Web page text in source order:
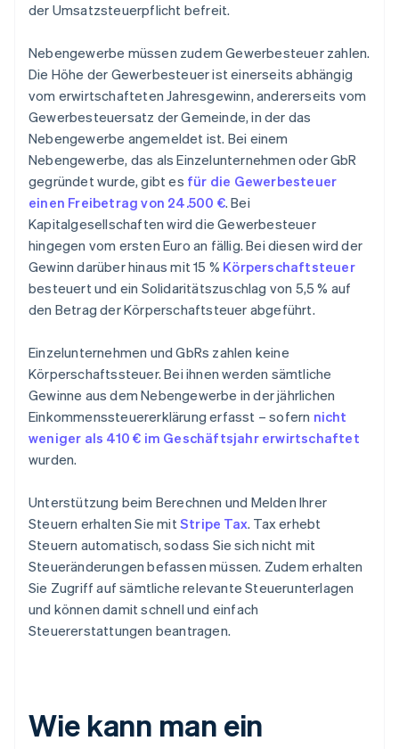
der Umsatzsteuerpflicht befreit.
Nebengewerbe müssen zudem Gewerbesteuer zahlen.
Die Höhe der Gewerbesteuer ist einerseits abhängig
vom erwirtschafteten Jahresgewinn, andererseits vom
Gewerbesteuersatz der Gemeinde, in der das
Nebengewerbe angemeldet ist. Bei einem
Nebengewerbe, das als Einzelunternehmen oder GbR
gegründet wurde, gibt es für die Gewerbesteuer
einen Freibetrag von 24.500 €. Bei
Kapitalgesellschaften wird die Gewerbesteuer
hingegen vom ersten Euro an fällig. Bei diesen wird der
Gewinn darüber hinaus mit 15 % Körperschaftsteuer
besteuert und ein Solidaritätszuschlag von 5,5 % auf
den Betrag der Körperschaftsteuer abgeführt.
Einzelunternehmen und GbRs zahlen keine
Körperschaftssteuer. Bei ihnen werden sämtliche
Gewinne aus dem Nebengewerbe in der jährlichen
Einkommenssteuererklärung erfasst – sofern nicht
weniger als 410 € im Geschäftsjahr erwirtschaftet
wurden.
Unterstützung beim Berechnen und Melden Ihrer
Steuern erhalten Sie mitStripe Tax. Tax erhebt
Steuern automatisch, sodass Sie sich nicht mit
Steueränderungen befassen müssen. Zudem erhalten
Sie Zugriff auf sämtliche relevante Steuerunterlagen
und können damit schnell und einfach
Steuererstattungen beantragen.
Wie kann man ein